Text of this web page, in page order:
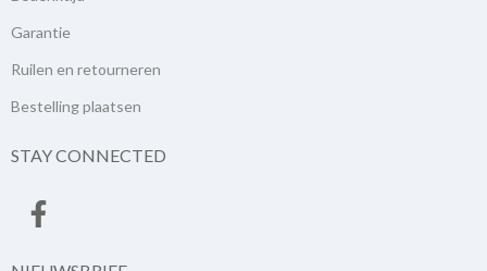
Garantie
Ruilen en retourneren
Bestelling plaatsen
STAY CONNECTED